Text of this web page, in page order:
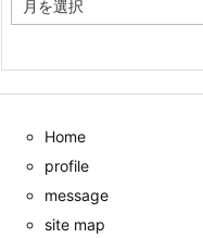
ー
Home
profile
message
site map